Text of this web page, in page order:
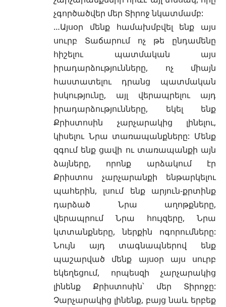
չգործածվեր մեր Տիրոջ նկատմամբ:
…Այսօր մենք համախմբվել ենք այս
սուրբ Տաճարում ոչ թե ընդամենը
հիշելու պատմական այս
իրադարձությունները, ոչ միայն
հաստատելու դրանց պատմական
իսկությունը, այլ վերապրելու այդ
իրադարձությունները, եկել ենք
Քրիստոսին չարչարակից լինելու,
կիսելու Նրա տառապանքները: Մենք
զգում ենք ցավի ու տառապանքի այն
ձայները, որոնք արձակում էր
Քրիստոս չարչարանքի ենթարկելու
պահերին, լսում ենք արյուն-քրտինք
դարձած Նրա աղոթքները,
վերապրում Նրա հույզերը, Նրա
կտտանքները, ներքին ոգորումները:
Նույն այդ տագնապներով ենք
պաշարված մենք այսօր այս սուրբ
եկեղեցում, որպեսզի չարչարակից
լինենք Քրիստոսին՝ մեր Տիրոջը:
Չարչարակից լինենք, բայց նաև երբեք